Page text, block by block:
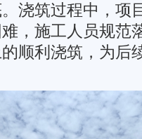
浇筑过程中，项
，施工人员规范
顺利浇筑，为后